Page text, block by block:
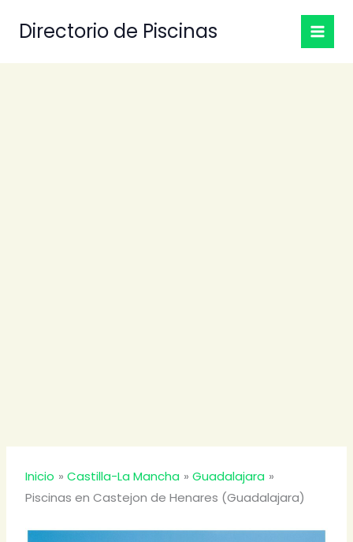
Directorio de Piscinas
Inicio Castilla-La Mancha
Guadalajara
Piscinas en Castejon de Henares (Guadalajara)